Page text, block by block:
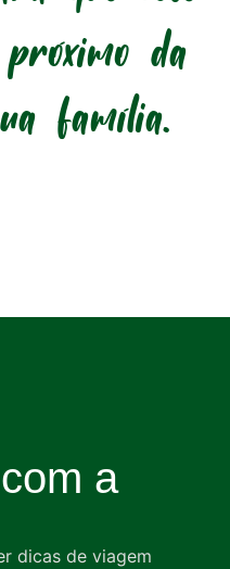
da
família.
a
dicas de viagem